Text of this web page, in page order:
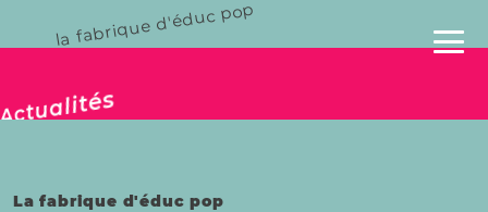
la fabrique d'éduc pop
publié le 10 fév. 2026
La fabrique d'éduc pop